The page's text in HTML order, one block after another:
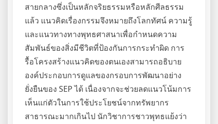
สายกลางซึ่งเป็นหลักจริยธรรมหรือหลักศีลธรรม
แล้ว แนวคิดเรื่องกรรมจึงหมายถึงโลกทัศน์ ความรู้
และแนวทางทางพุทธศาสนาเพื่อกำหนดความ
สัมพันธ์ของสิ่งมีชีวิตที่ป้องกันการกระทำผิด การ
รื้อโครงสร้างแนวคิดของตนเองสามารถอธิบาย
องค์ประกอบการดูแลของกรอบการพัฒนาอย่าง
ยั่งยืนของ SEP ได้ เนื่องจากจะช่วยลดแนวโน้มการ
เห็นแก่ตัวในการใช้ประโยชน์จากทรัพยากร
สาธารณะมากเกินไป นักวิชาการชาวพุทธแย้งว่า